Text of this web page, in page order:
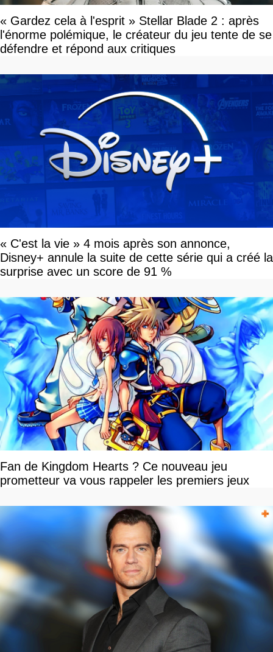
« Gardez cela à l'esprit » Stellar Blade 2 : après
l'énorme polémique, le créateur du jeu tente de se
défendre et répond aux critiques
« C'est la vie » 4 mois après son annonce,
Disney+ annule la suite de cette série qui a créé la
surprise avec un score de 91 %
Fan de Kingdom Hearts ? Ce nouveau jeu
prometteur va vous rappeler les premiers jeux